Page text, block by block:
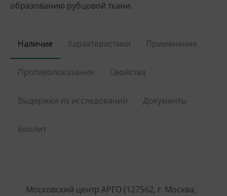
образованию рубцовой ткани.
Наличие Характеристики Применение
Противопоказания Свойства
Выдержки из исследований Документы
Биолит
Московский центр АРГО (127562, г. Москва,